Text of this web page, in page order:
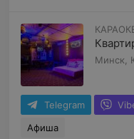
Минск,
Telegram
Афиша